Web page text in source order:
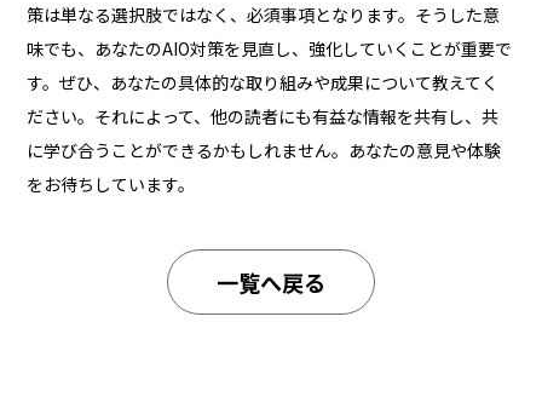
策は単なる選択肢ではなく、必須事項となります。そうした意
味でも、あなたのAIO対策を見直し、強化していくことが重要で
す。ぜひ、あなたの具体的な取り組みや成果について教えてく
ださい。それによって、他の読者にも有益な情報を共有し、共
に学び合うことができるかもしれません。あなたの意見や体験
をお待ちしています。
一覧へ戻る